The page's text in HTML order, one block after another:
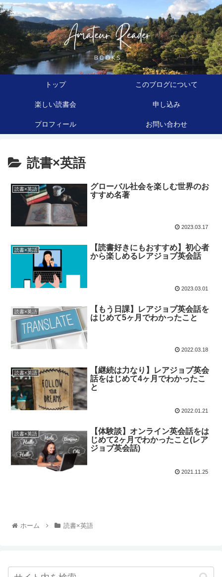
トップ このブログについて
楽しい読書会 申し込み
プロフィール お問い合わせ
読書×英語
読書×英語
グローバル社会を楽しむ世界のお
すすめ名著
2023.03.17
読書×英語
【読書好きにもおすすめ】初心者
から楽しめるレアジョブ英会話
2023.03.01
読書×英語
【もう日課】レアジョブ英会話を
はじめて5ヶ月でわかったこと
2022.03.18
読書×英語
【継続は力なり】レアジョブ英会
話をはじめて4ヶ月でわかったこ
と
2022.01.21
読書×英語
【体験談】オンライン英会話をは
じめて2ヶ月でわかったこと(レア
ジョブ英会話)
2021.11.25
ホーム 読書×英語